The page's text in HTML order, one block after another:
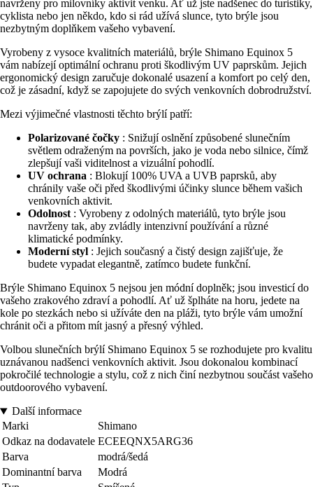
navrženy pro milovníky aktivit venku. Ať už jste nadšenec do turistiky,
cyklista nebo jen někdo, kdo si rád užívá slunce, tyto brýle jsou
nezbytným doplňkem vašeho vybavení.
Vyrobeny z vysoce kvalitních materiálů, brýle Shimano Equinox 5
vám nabízejí optimální ochranu proti škodlivým UV paprskům. Jejich
ergonomický design zaručuje dokonalé usazení a komfort po celý den,
což je zásadní, když se zapojujete do svých venkovních dobrodružství.
Mezi výjimečné vlastnosti těchto brýlí patří:
Polarizované čočky : Snižují oslnění způsobené slunečním
světlem odraženým na površích, jako je voda nebo silnice, čímž
zlepšují vaši viditelnost a vizuální pohodlí.
UV ochrana : Blokují 100% UVA a UVB paprsků, aby
chránily vaše oči před škodlivými účinky slunce během vašich
venkovních aktivit.
Odolnost : Vyrobeny z odolných materiálů, tyto brýle jsou
navrženy tak, aby zvládly intenzivní používání a různé
klimatické podmínky.
Moderní styl : Jejich současný a čistý design zajišťuje, že
budete vypadat elegantně, zatímco budete funkční.
Brýle Shimano Equinox 5 nejsou jen módní doplněk; jsou investicí do
vašeho zrakového zdraví a pohodlí. Ať už šplháte na horu, jedete na
kole po stezkách nebo si užíváte den na pláži, tyto brýle vám umožní
chránit oči a přitom mít jasný a přesný výhled.
Volbou slunečních brýlí Shimano Equinox 5 se rozhodujete pro kvalitu
uznávanou nadšenci venkovních aktivit. Jsou dokonalou kombinací
pokročilé technologie a stylu, což z nich činí nezbytnou součást vašeho
outdoorového vybavení.
Další informace
Marki
Shimano
Odkaz na dodavatele ECEEQNX5ARG36
Barva
modrá/šedá
Dominantní barva
Modrá